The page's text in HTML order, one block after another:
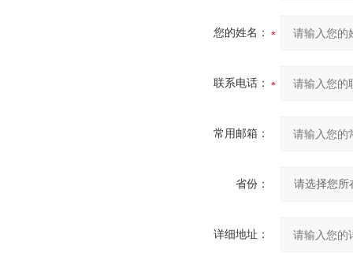
您的姓名：
联系电话：
常用邮箱：
省份：
详细地址：